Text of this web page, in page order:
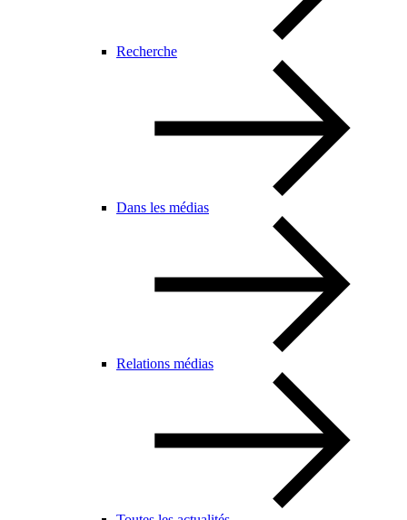
Recherche
Dans les médias
Relations médias